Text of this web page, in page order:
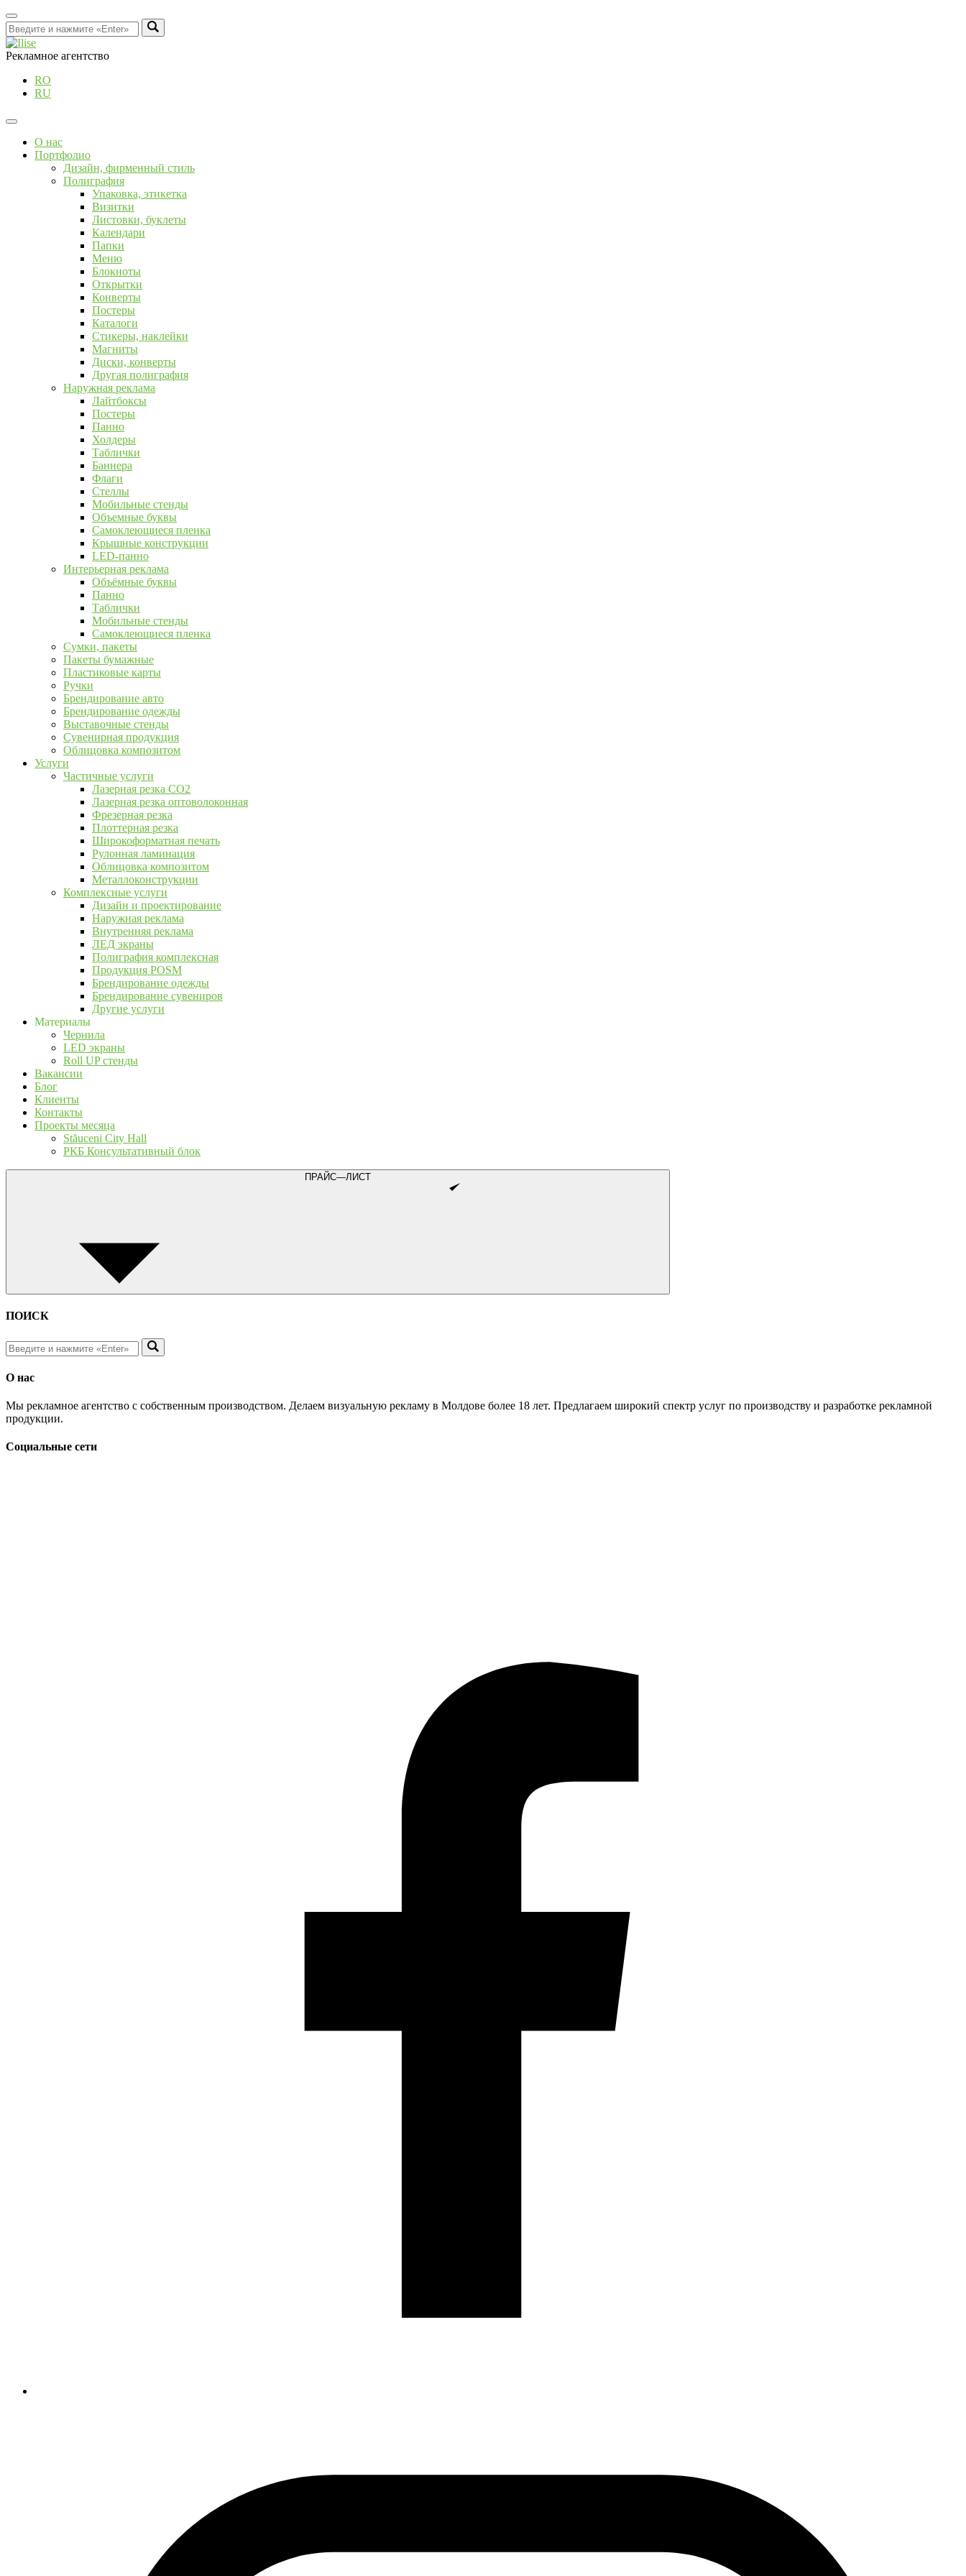
Рекламное агентство
RO
RU
О нас
Портфолио
Дизайн, фирменный стиль
Полиграфия
Упаковка, этикетка
Визитки
Листовки, буклеты
Календари
Папки
Меню
Блокноты
Открытки
Конверты
Постеры
Каталоги
Стикеры, наклейки
Магниты
Диски, конверты
Другая полиграфия
Наружная реклама
Лайтбоксы
Постеры
Панно
Холдеры
Таблички
Баннера
Флаги
Стеллы
Мобильные стенды
Объемные буквы
Самоклеющиеся пленка
Крышные конструкции
LED-панно
Интерьерная реклама
Объёмные буквы
Панно
Таблички
Мобильные стенды
Самоклеющиеся пленка
Сумки, пакеты
Пакеты бумажные
Пластиковые карты
Ручки
Брендирование авто
Брендирование одежды
Выставочные стенды
Сувенирная продукция
Облицовка композитом
Услуги
Частичные услуги
Лазерная резка CO2
Лазерная резка оптоволоконная
Фрезерная резка
Плоттерная резка
Широкоформатная печать
Рулонная ламинация
Облицовка композитом
Металлоконструкции
Комплексные услуги
Дизайн и проектирование
Наружная реклама
Внутренняя реклама
ЛЕД экраны
Полиграфия комплексная
Продукция POSM
Брендирование одежды
Брендирование сувениров
Другие услуги
Материалы
Чернила
LED экраны
Roll UP стенды
Вакансии
Блог
Клиенты
Контакты
Проекты месяца
Stăuceni City Hall
РКБ Консультативный блок
ПРАЙС—ЛИСТ
ПОИСК
О нас
Мы рекламное агентство с собственным производством. Делаем визуальную рекламу в Молдове более 18 лет. Предлагаем широкий спектр услуг по производству и разработке рекламной
продукции.
Социальные сети